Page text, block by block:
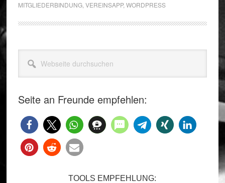
MITGLIEDERBINDUNG, VEREINSAPP, WORDPRESS
Seitenspalte
durchsuchen
Seite an Freunde empfehlen:
TOOLS EMPFEHLUNG: